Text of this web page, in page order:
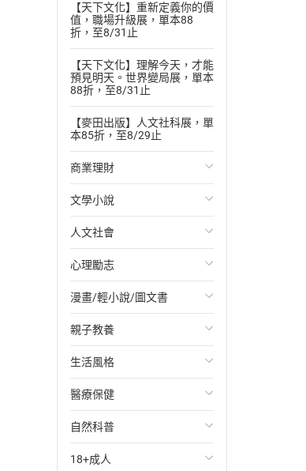
【天下文化】重新定義你的價
值，職場升級展，單本88
折，至8/31止
【天下文化】理解今天，才能
預見明天。世界變局展，單本
88折，至8/31止
【麥田出版】人文社科展，單
本85折，至8/29止
商業理財
投資理財
經濟/趨勢
財務/金融
管理/領導
職場工作術
成功法
行銷/廣告
傳記
商務/商學
文學小說
歐美文學
日本文學
韓國文學
華文文學
經典文學
成長/家庭生活小說
懸疑/推理小說
科幻/奇幻小說
人文社會
國際關係
政治
社會科學
台灣/中國歷史
日/韓歷史
其他歷史/史學
法律
心理勵志
心靈成長/情緒
人際關係
兩性關係
心理學
漫畫/輕小說/圖文書
輕小說
奇幻/科幻
愛情故事
職場/社會寫實
懸疑/推理
親子教養
教育現場
兒童文學/故事
兒童科普/學習
育兒百科
生活風格
飲食/食譜
健身/美顏
運動/遊戲
醫療保健
健康/養生
常見疾病
自然科普
生物科學
18+成人